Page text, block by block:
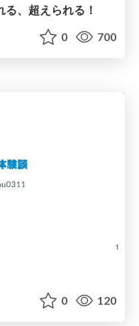
、超えられる！
0 700
0 120